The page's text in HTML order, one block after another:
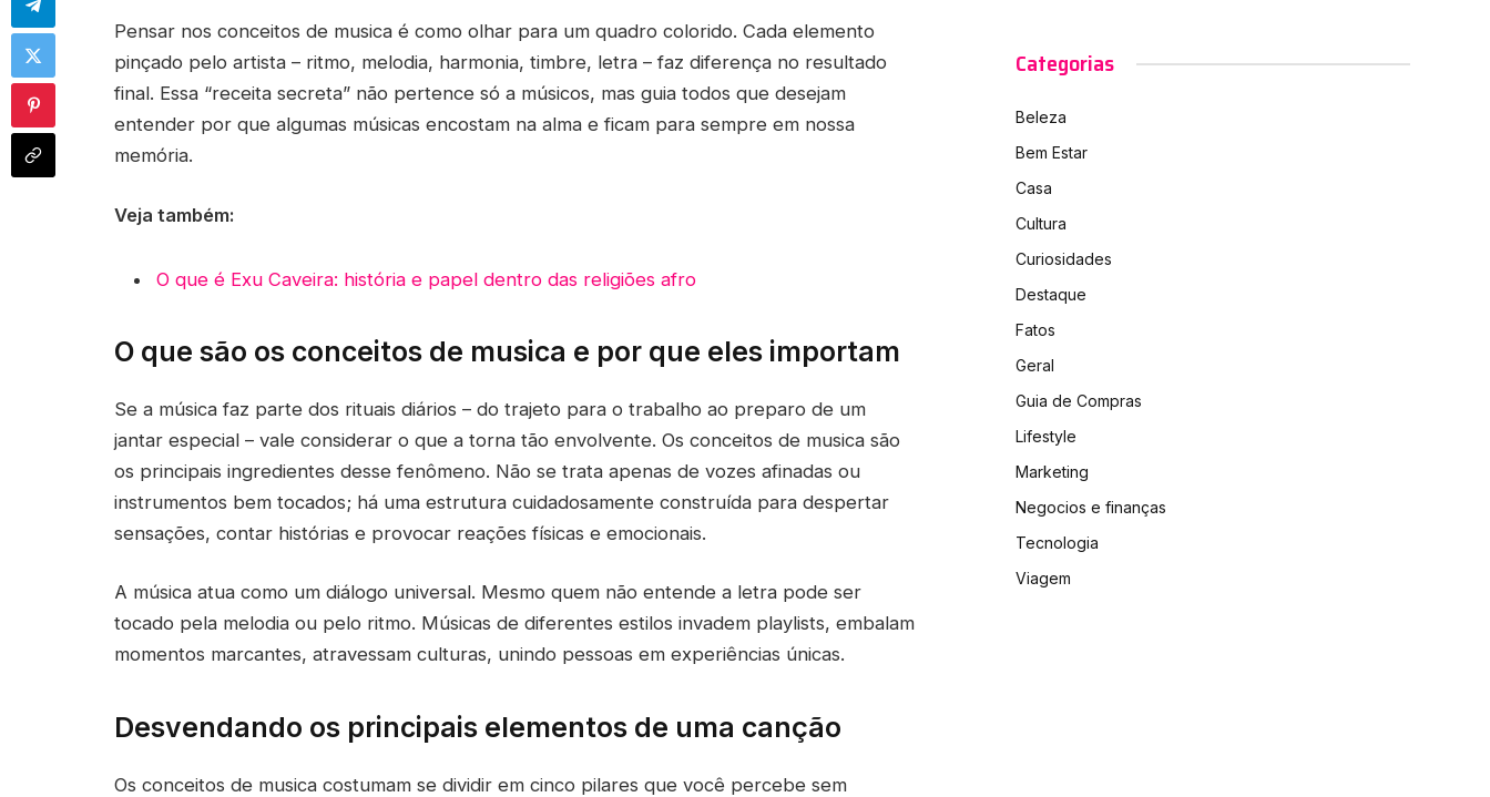
Pensar nos conceitos de musica é como olhar para um quadro colorido. Cada elemento
pinçado pelo artista – ritmo, melodia, harmonia, timbre, letra – faz diferença no resultado
final. Essa “receita secreta” não pertence só a músicos, mas guia todos que desejam
entender por que algumas músicas encostam na alma e ficam para sempre em nossa
memória.
Veja também:
O que é Exu Caveira: história e papel dentro das religiões afro
O que são os conceitos de musica e por que eles importam
Se a música faz parte dos rituais diários – do trajeto para o trabalho ao preparo de um
jantar especial – vale considerar o que a torna tão envolvente. Os conceitos de musica são
os principais ingredientes desse fenômeno. Não se trata apenas de vozes afinadas ou
instrumentos bem tocados; há uma estrutura cuidadosamente construída para despertar
sensações, contar histórias e provocar reações físicas e emocionais.
A música atua como um diálogo universal. Mesmo quem não entende a letra pode ser
tocado pela melodia ou pelo ritmo. Músicas de diferentes estilos invadem playlists, embalam
momentos marcantes, atravessam culturas, unindo pessoas em experiências únicas.
Desvendando os principais elementos de uma canção
Os conceitos de musica costumam se dividir em cinco pilares que você percebe sem
Categorias
Beleza
Bem Estar
Casa
Cultura
Curiosidades
Destaque
Fatos
Geral
Guia de Compras
Lifestyle
Marketing
Negocios e finanças
Tecnologia
Viagem